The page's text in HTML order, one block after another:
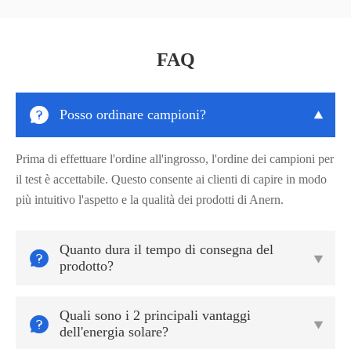
FAQ
 Posso ordinare campioni? 
Prima di effettuare l'ordine all'ingrosso, l'ordine dei campioni per
il test è accettabile. Questo consente ai clienti di capire in modo
più intuitivo l'aspetto e la qualità dei prodotti di Anern.

Quanto dura il tempo di consegna del
prodotto?


Quali sono i 2 principali vantaggi
dell'energia solare?
